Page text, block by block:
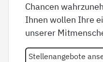
Chancen
Ihnen wollen Ihre
unserer
Stellenangebote